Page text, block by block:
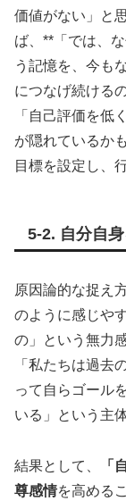
価値がない」と
ば、**「では、
う記憶を、今も
につなげ続ける
「自己評価を低
が隠れているか
目標を設定し、
5-2. 自分自
原因論的な捉え
のように感じや
の」という無力
「私たちは過去
って自らゴール
いる」という主
結果として、
「
尊感情を高める